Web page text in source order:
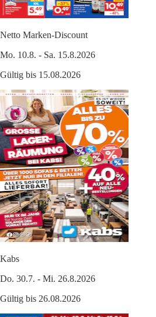
Netto Marken-Discount
Mo. 10.8. - Sa. 15.8.2026
Gültig bis 15.08.2026
Kabs
Do. 30.7. - Mi. 26.8.2026
Gültig bis 26.08.2026